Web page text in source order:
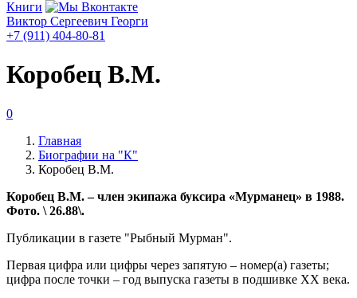
Книги
Виктор Сергеевич Георги
+7 (911) 404-80-81
Коробец В.М.
0
Главная
Биографии на "К"
Коробец В.М.
Коробец В.М. – член экипажа буксира «Мурманец» в 1988.
Фото. \ 26.88\.
Публикации в газете "Рыбный Мурман".
Первая цифра или цифры через запятую – номер(а) газеты;
цифра после точки – год выпуска газеты в подшивке ХХ века.